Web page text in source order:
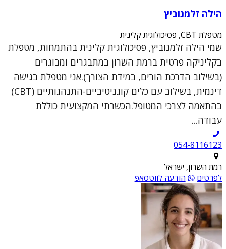
הילה זלמנוביץ
מטפלת CBT, פסיכולוגית קלינית
שמי הילה זלמנוביץ, פסיכולוגית קלינית בהתמחות, מטפלת
בקליניקה פרטית ברמת השרון במתבגרים ומבוגרים
(בשילוב הדרכת הורים, במידת הצורך).אני מטפלת בגישה
דינמית, בשילוב עם כלים קוגניטיביים-התנהגותיים (CBT)
בהתאמה לצרכי המטופל.הכשרתי המקצועית כוללת
עבודה...
054-8116123
רמת השרון, ישראל
לפרטים
הודעה לווטסאפ